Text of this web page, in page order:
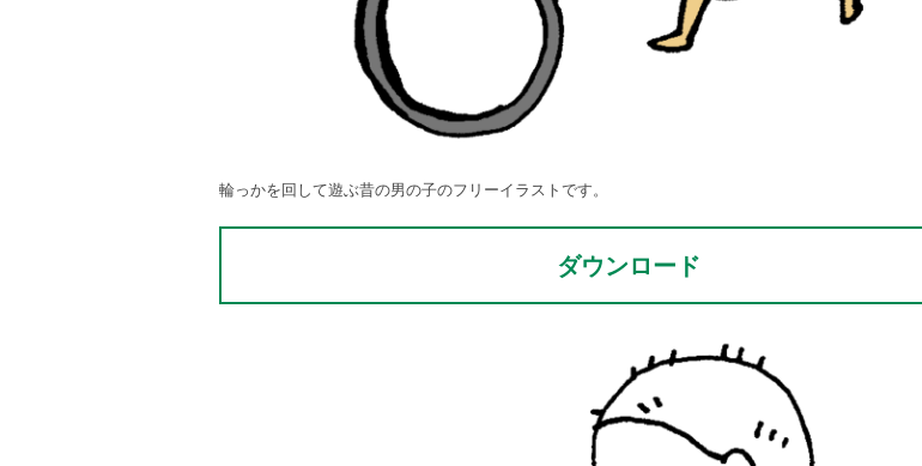
輪っかを回して遊ぶ昔の男の子のフリーイラストです。
ダウンロード